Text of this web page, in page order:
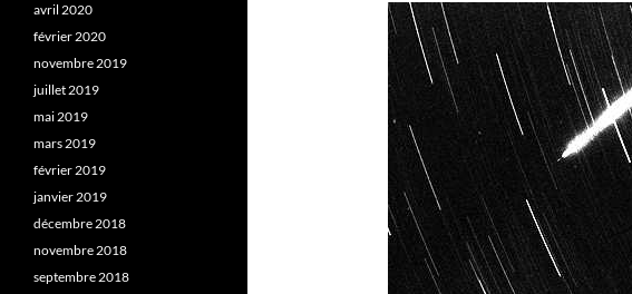
avril 2020
février 2020
novembre 2019
juillet 2019
mai 2019
mars 2019
février 2019
janvier 2019
décembre 2018
novembre 2018
septembre 2018